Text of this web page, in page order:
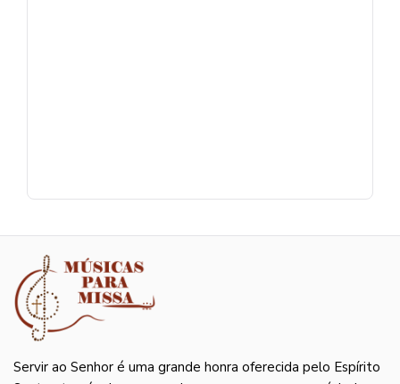
Servir ao Senhor é uma grande honra oferecida pelo Espírito